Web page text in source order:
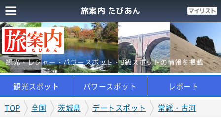
旅案内 たびあん
観光・レジャー・パワースポット・B級スポットの情報を掲載
観光スポット パワースポット
レポート
TOP
全国 茨城県 デートスポット 常総・古河